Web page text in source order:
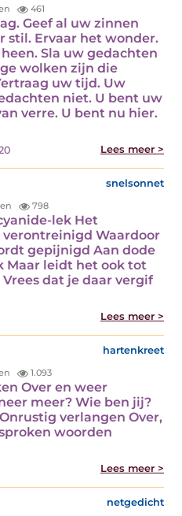
461
Geef al uw zinnen
stil. Ervaar het wonder.
Sla uw gedachten
wolken zijn die
uw tijd. Uw
niet. U bent uw
verre. U bent nu hier.
Lees meer >
snelsonnet
798
lek Het
Waardoor
gepijnigd Aan dode
Maar leidt het ook tot
dat je daar vergif
Lees meer >
hartenkreet
1.093
Over en weer
meer? Wie ben jij?
verlangen Over,
woorden
Lees meer >
netgedicht